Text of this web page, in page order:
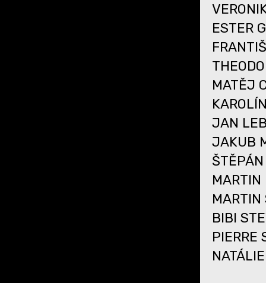
ESTER
MATĚJ
JAN
JAKUB
MARTIN
MARTIN
BIBI
PIERRE